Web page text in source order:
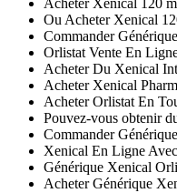
Ou Acheter Xenical
Commander
Orlistat Vente En
Acheter Du Xenical
Acheter Xenical
Acheter Orlistat En
Pouvez-vous obtenir
Commander
Xenical En Ligne
Générique Xenical
Acheter Générique